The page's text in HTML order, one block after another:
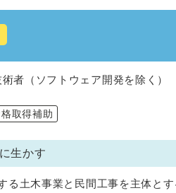
者（ソフトウェア開発を除く）
取得補助
生かす
る土木事業と民間工事を主体と